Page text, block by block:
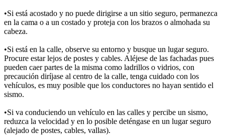
•Si está acostado y no puede dirigirse a un sitio seguro, permanezca
en la cama o a un costado y proteja con los brazos o almohada su
cabeza.
•Si está en la calle, observe su entorno y busque un lugar seguro.
Procure estar lejos de postes y cables. Aléjese de las fachadas pues
pueden caer partes de la misma como ladrillos o vidrios, con
precaución diríjase al centro de la calle, tenga cuidado con los
vehículos, es muy posible que los conductores no hayan sentido el
sismo.
•Si va conduciendo un vehículo en las calles y percibe un sismo,
reduzca la velocidad y en lo posible deténgase en un lugar seguro
(alejado de postes, cables, vallas).